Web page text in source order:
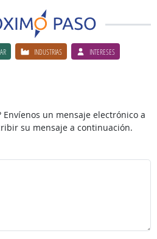
INDUSTRIAS INTERESES
Envíenos un mensaje electrónico a
su mensaje a continuación.